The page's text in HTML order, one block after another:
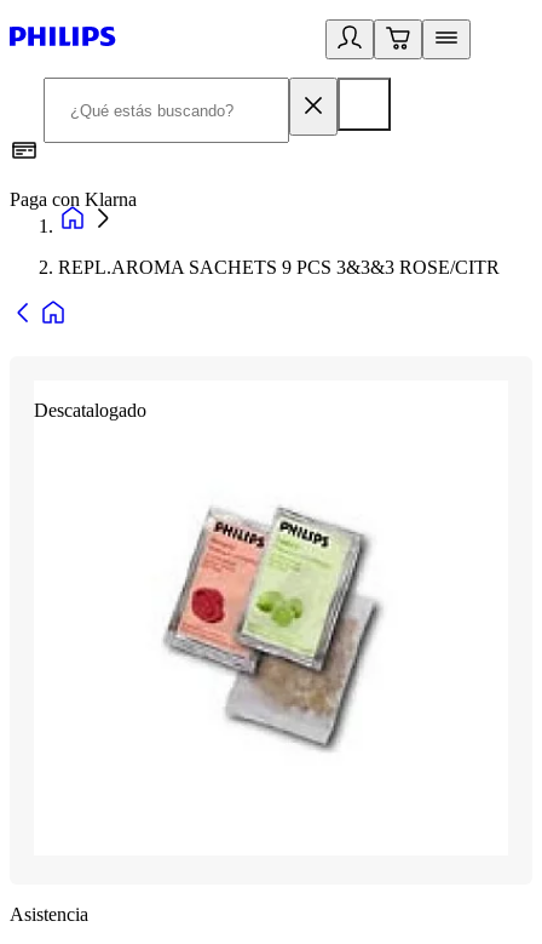
Paga con Klarna
REPL.AROMA SACHETS 9 PCS 3&3&3 ROSE/CITR
Descatalogado
Asistencia